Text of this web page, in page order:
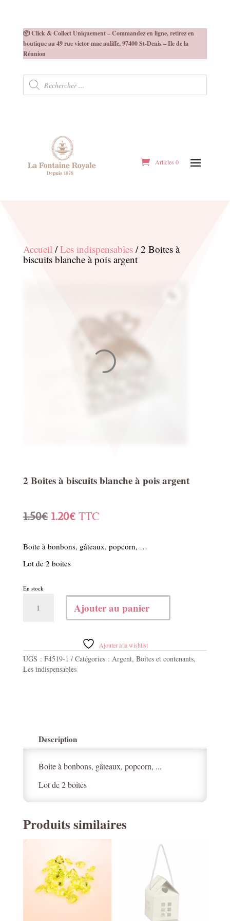
📦 Click & Collect Uniquement – Commandez en ligne, retirez en
boutique au 49 rue victor mac auliffe, 97400 St-Denis – Ile de la
Réunion
Recherche
produits
Articles 0
Accueil/Les indispensables/ 2 Boites à
biscuits blanche à pois argent
2 Boites à biscuits blanche à pois argent
1.50€ Le
initial
1.50€.
1.20€Le
actuel
1.20€.
TTC
Boite à bonbons, gâteaux, popcorn, …
Lot de 2 boites
En stock
biscuits
blanche
à
Ajouter au panier
Ajouter à la wishlist
UGS : F4519-1 Catégories : Argent, Boites et contenants,
Les indispensables
Description
Boite à bonbons, gâteaux, popcorn, ...
Lot de 2 boites
Produits similaires